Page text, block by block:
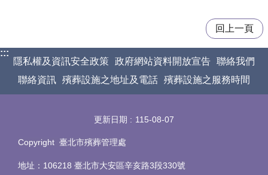
回上一頁
:::
隱私權及資訊安全政策 政府網站資料開放宣告 聯絡我們
聯絡資訊 殯葬設施之地址及電話 殯葬設施之服務時間
更新日期 115-08-07
Copyright 臺北市殯葬管理處
地址：106218 臺北市大安區辛亥路3段330號